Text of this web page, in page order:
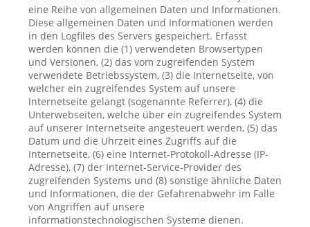
eine Reihe von allgemeinen Daten und Informationen.
Diese allgemeinen Daten und Informationen werden
in den Logfiles des Servers gespeichert. Erfasst
werden können die (1) verwendeten Browsertypen
und Versionen, (2) das vom zugreifenden System
verwendete Betriebssystem, (3) die Internetseite, von
welcher ein zugreifendes System auf unsere
Internetseite gelangt (sogenannte Referrer), (4) die
Unterwebseiten, welche über ein zugreifendes System
auf unserer Internetseite angesteuert werden, (5) das
Datum und die Uhrzeit eines Zugriffs auf die
Internetseite, (6) eine Internet-Protokoll-Adresse (IP-
Adresse), (7) der Internet-Service-Provider des
zugreifenden Systems und (8) sonstige ähnliche Daten
und Informationen, die der Gefahrenabwehr im Falle
von Angriffen auf unsere
informationstechnologischen Systeme dienen.